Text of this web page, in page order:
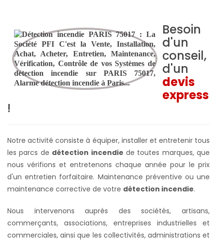
Besoin
d'un
conseil,
d'un
devis
express
!
Notre activité consiste à équiper, installer et entretenir tous
les parcs de détection incendie de toutes marques, que
nous vérifions et entretenons chaque année pour le prix
d'un entretien forfaitaire. Maintenance préventive ou une
maintenance corrective de votre détection incendie.
Nous intervenons auprès des sociétés, artisans,
commerçants, associations, entreprises industrielles et
commerciales, ainsi que les collectivités, administrations et